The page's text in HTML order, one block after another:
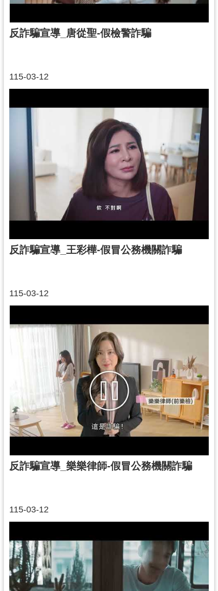
反詐騙宣導_唐從聖-假檢警詐騙
115-03-12
反詐騙宣導_王彩樺-假冒公務機關詐騙
115-03-12
反詐騙宣導_樂樂律師-假冒公務機關詐騙
115-03-12